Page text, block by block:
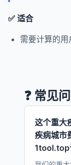
✅ 适合
需要计算的用
❓ 常见
这个重大
疾病城市
1tool.top